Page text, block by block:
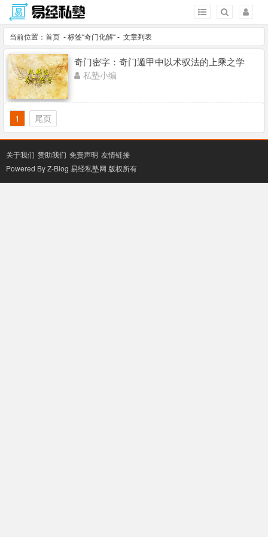
当前位置： 首页 - 标签“奇门化解“ - 文章列表
奇门密字：奇门遁甲中以术驭法的上乘之学
私塾小编
1 尾页
关于我们 赞助我们 免责声明 友情链接
Powered By Z-Blog 易经私塾网 版权所有